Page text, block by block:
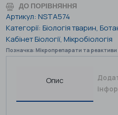
ДО ПОРІВНЯННЯ
Артикул: NSTA574
Категорії: Біологія тварин,
Кабінет Біології, Мікробіологія
Позначка: Мікропрепарати та реактиви
Опис